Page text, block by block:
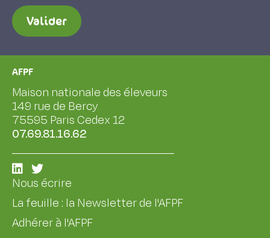
Valider
AFPF
Maison nationale des éleveurs
149 rue de Bercy
75595 Paris Cedex 12
07.69.81.16.62
Nous écrire
La feuille : la Newsletter de l'AFPF
Adhérer à l'AFPF